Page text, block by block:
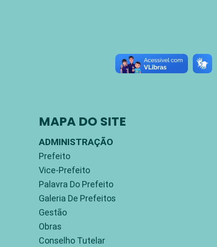
MAPA DO SITE
ADMINISTRAÇÃO
Prefeito
Vice-Prefeito
Palavra Do Prefeito
Galeria De Prefeitos
Gestão
Obras
Conselho Tutelar